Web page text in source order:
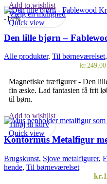
Add to wishlist
Vælg en mulighed
Quick view
-14%
Den lille bjørn –
Alle produkter, Til børneværelset,
kr.249,00
Magnetiske træfigurer - Den
fin æske. Lad fantasien få frit
til børn.
Add to wishlist
Tilføj til kurv
Quick view
Kontormus Metalfigur
Brugskunst, Sjove metalfigurer,
hende, Til børneværelset
kr.